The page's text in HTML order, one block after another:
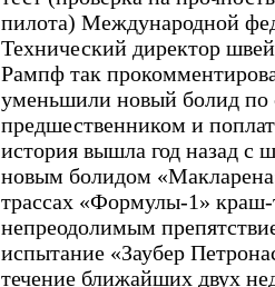
пилота) Международной
Технический директор
Рампф так
уменьшили новый болид по
предшественником и
история вышла год назад с
новым болидом
трассах «Формулы-1» краш-
непреодолимым
испытание «Заубер
течение ближайших двух